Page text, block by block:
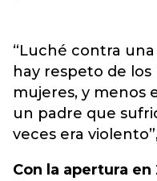
“Luché contra
hay respeto de
mujeres, y menos
un padre que
veces era
Con la apertura